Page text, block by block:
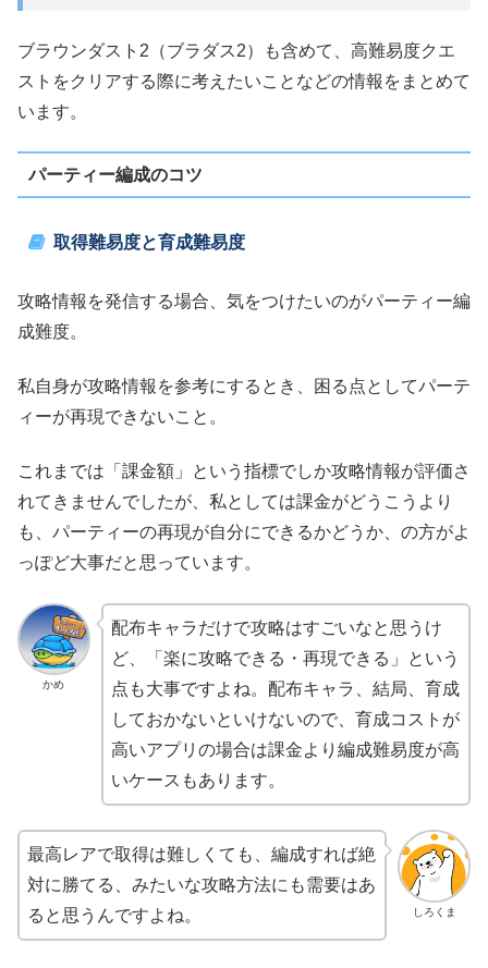
ブラウンダスト2（ブラダス2）も含めて、高難易度クエ
ストをクリアする際に考えたいことなどの情報をまとめて
います。
パーティー編成のコツ
取得難易度と育成難易度
攻略情報を発信する場合、気をつけたいのがパーティー編
成難度。
私自身が攻略情報を参考にするとき、困る点としてパーテ
ィーが再現できないこと。
これまでは「課金額」という指標でしか攻略情報が評価さ
れてきませんでしたが、私としては課金がどうこうより
も、パーティーの再現が自分にできるかどうか、の方がよ
っぽど大事だと思っています。
かめ
配布キャラだけで攻略はすごいなと思うけ
ど、「楽に攻略できる・再現できる」という
点も大事ですよね。配布キャラ、結局、育成
しておかないといけないので、育成コストが
高いアプリの場合は課金より編成難易度が高
いケースもあります。
しろくま
最高レアで取得は難しくても、編成すれば絶
対に勝てる、みたいな攻略方法にも需要はあ
ると思うんですよね。